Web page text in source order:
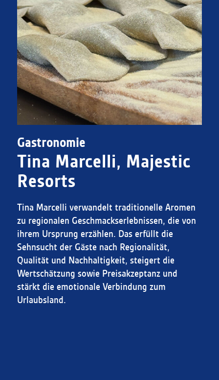
Gastronomie
Tina Marcelli, Majestic
Resorts
Tina Marcelli verwandelt traditionelle Aromen
zu regionalen Geschmackserlebnissen, die von
ihrem Ursprung erzählen. Das erfüllt die
Sehnsucht der Gäste nach Regionalität,
Qualität und Nachhaltigkeit, steigert die
Wertschätzung sowie Preisakzeptanz und
stärkt die emotionale Verbindung zum
Urlaubsland.